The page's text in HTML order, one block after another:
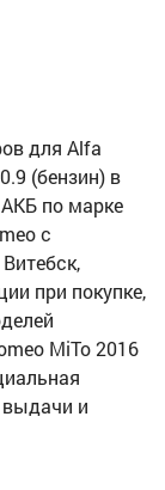
для Alfa
(бензин) в
по марке
с
при покупке,
MiTo 2016
выдачи и